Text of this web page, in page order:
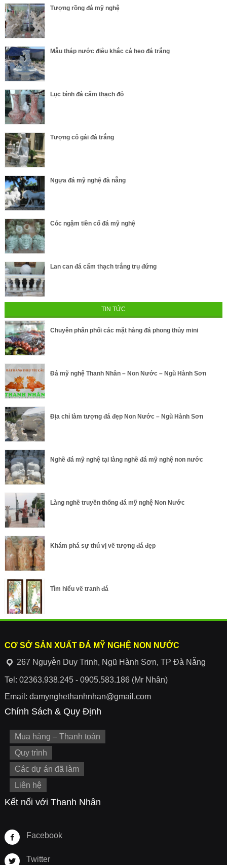
Tượng rồng đá mỹ nghệ
Mẫu tháp nước điêu khắc cá heo đá trắng
Lục bình đá cẩm thạch đỏ
Tượng cô gái đá trắng
Ngựa đá mỹ nghệ đà nẵng
Cóc ngậm tiền cổ đá mỹ nghệ
Lan can đá cẩm thạch trắng trụ đứng
TIN TỨC
Chuyên phân phối các mặt hàng đá phong thủy mini
Đá mỹ nghệ Thanh Nhân – Non Nước – Ngũ Hành Sơn
Địa chỉ làm tượng đá đẹp Non Nước – Ngũ Hành Sơn
Nghề đá mỹ nghệ tại làng nghề đá mỹ nghệ non nước
Làng nghề truyền thống đá mỹ nghệ Non Nước
Khám phá sự thú vị về tượng đá đẹp
Tìm hiểu về tranh đá
CƠ SỞ SẢN XUẤT ĐÁ MỸ NGHỆ NON NƯỚC
267 Nguyễn Duy Trinh, Ngũ Hành Sơn, TP Đà Nẵng
Tel: 02363.938.245 - 0905.583.186 (Mr Nhân)
Email: damynghethanhnhan@gmail.com
Chính Sách & Quy Định
Mua hàng – Thanh toán
Quy trình
Các dự án đã làm
Liên hệ
Kết nối với Thanh Nhân
Facebook
Twitter